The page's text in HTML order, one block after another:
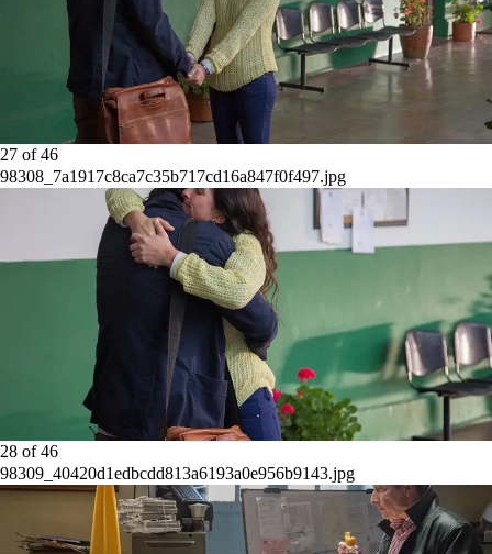
27 of46
98308_7a1917c8ca7c35b717cd16a847f0f497.jpg
28 of46
98309_40420d1edbcdd813a6193a0e956b9143.jpg